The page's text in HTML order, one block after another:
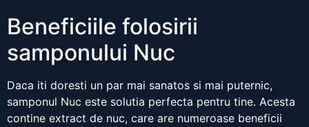
Beneficiile folosirii
samponului Nuc
Daca iti doresti un par mai sanatos si mai puternic,
samponul Nuc este solutia perfecta pentru tine. Acesta
contine extract de nuc, care are numeroase beneficii